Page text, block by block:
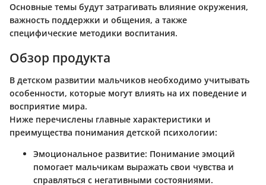
Основные темы будут затрагивать влияние окружения,
важность поддержки и общения, а также
специфические методики воспитания.
Обзор продукта
В детском развитии мальчиков необходимо учитывать
особенности, которые могут влиять на их поведение и
восприятие мира.
Ниже перечислены главные характеристики и
преимущества понимания детской психологии:
Эмоциональное развитие: Понимание эмоций
помогает мальчикам выражать свои чувства и
справляться с негативными состояниями.